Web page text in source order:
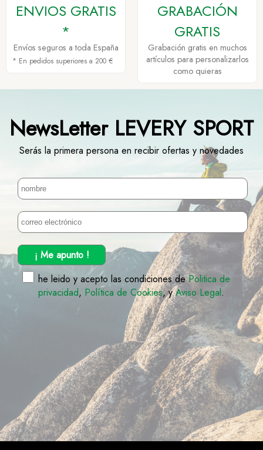
ENVIOS GRATIS
*
Envíos seguros a toda España
* En pedidos superiores a 200 €
GRABACIÓN
GRATIS
Grabación gratis en muchos
artículos para personalizarlos
como quieras
NewsLetter LEVERY SPORT
Serás la primera persona en recibir ofertas y novedades
¡ Me apunto !
he leido y acepto las condiciones dePolitica de
privacidad, Política de Cookies, yAviso Legal.